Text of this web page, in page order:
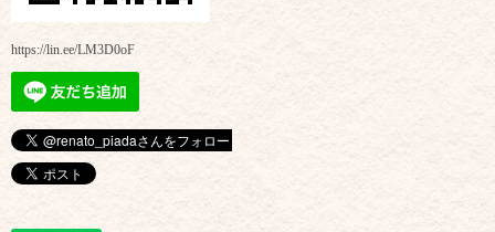
https://lin.ee/LM3D0oF